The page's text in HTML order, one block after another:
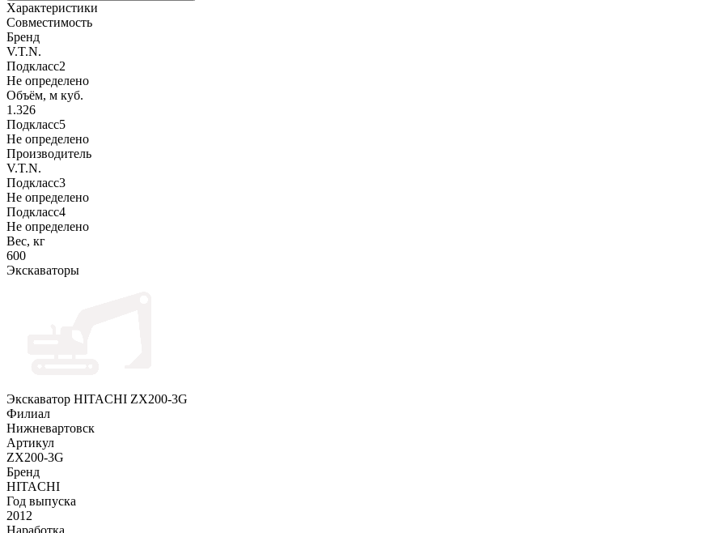
Характеристики
Совместимость
Бренд
V.T.N.
Подкласс2
Не определено
Объём, м куб.
1.326
Подкласс5
Не определено
Производитель
V.T.N.
Подкласс3
Не определено
Подкласс4
Не определено
Вес, кг
600
Экскаваторы
Экскаватор HITACHI ZX200-3G
Филиал
Нижневартовск
Артикул
ZX200-3G
Бренд
HITACHI
Год выпуска
2012